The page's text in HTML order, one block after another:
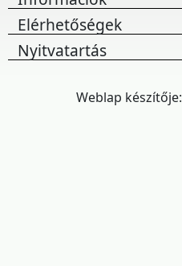
Elérhetőségek
Nyitvatartás
Weblap készítője: